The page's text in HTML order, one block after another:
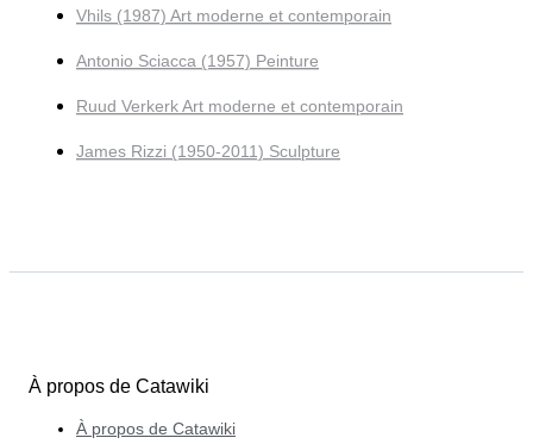
Vhils (1987) Art moderne et contemporain
Antonio Sciacca (1957) Peinture
Ruud Verkerk Art moderne et contemporain
James Rizzi (1950-2011) Sculpture
À propos de Catawiki
À propos de Catawiki